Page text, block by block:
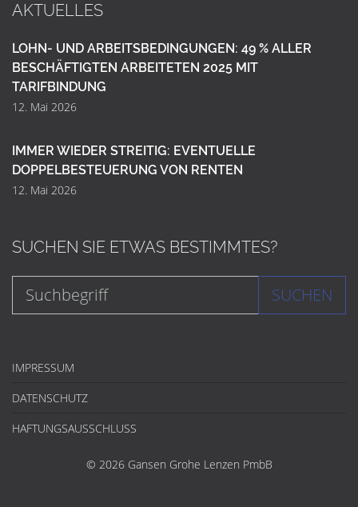
AKTUELLES
LOHN- UND ARBEITSBEDINGUNGEN: 49 % ALLER
BESCHÄFTIGTEN ARBEITETEN 2025 MIT
TARIFBINDUNG
12. Mai 2026
IMMER WIEDER STREITIG: EVENTUELLE
DOPPELBESTEUERUNG VON RENTEN
12. Mai 2026
SUCHEN SIE ETWAS BESTIMMTES?
SUCHEN
IMPRESSUM
DATENSCHUTZ
HAFTUNGSAUSSCHLUSS
© 2026 Gansen Grohe Lenzen PmbB